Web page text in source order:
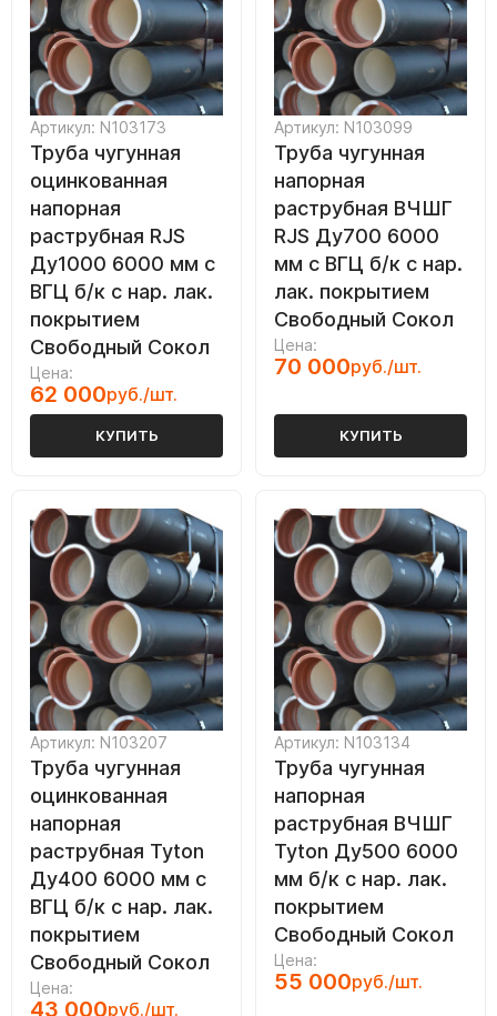
Артикул: N103173
Труба чугунная
оцинкованная
напорная
раструбная RJS
Ду1000 6000 мм с
ВГЦ б/к с нар. лак.
покрытием
Свободный Сокол
Цена:
62 000руб./шт.
КУПИТЬ
Артикул: N103099
Труба чугунная
напорная
раструбная ВЧШГ
RJS Ду700 6000
мм с ВГЦ б/к с нар.
лак. покрытием
Свободный Сокол
Цена:
70 000руб./шт.
КУПИТЬ
Артикул: N103207
Труба чугунная
оцинкованная
напорная
раструбная Tyton
Ду400 6000 мм с
ВГЦ б/к с нар. лак.
покрытием
Свободный Сокол
Цена:
43 000руб./шт.
Артикул: N103134
Труба чугунная
напорная
раструбная ВЧШГ
Tyton Ду500 6000
мм б/к с нар. лак.
покрытием
Свободный Сокол
Цена:
55 000руб./шт.